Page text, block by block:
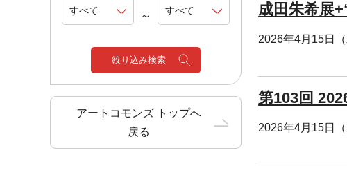
～
絞り込み検索
アートコモンズ トップへ
戻る
成田朱希展
2026年4月15日
第103回
2026年4月15日